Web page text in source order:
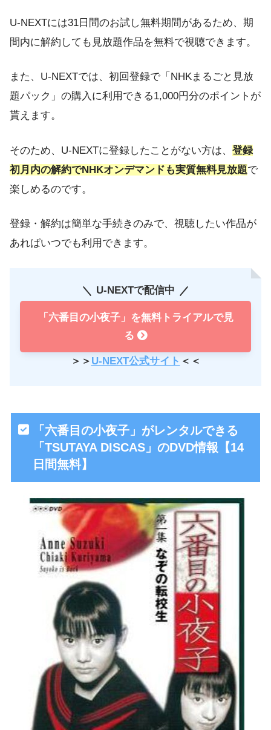
U-NEXTには31日間のお試し無料期間があるため、期
間内に解約しても見放題作品を無料で視聴できます。
また、U-NEXTでは、初回登録で「NHKまるごと見放
題パック」の購入に利用できる1,000円分のポイントが
貰えます。
そのため、U-NEXTに登録したことがない方は、 登録
初月内の解約でNHKオンデマンドも実質無料見放題で
楽しめるのです。
登録・解約は簡単な手続きのみで、視聴したい作品が
あればいつでも利用できます。
U-NEXTで配信中
「六番目の小夜子」を無料トライアルで見
る
＞＞ U-NEXT公式サイト ＜＜
「六番目の小夜子」がレンタルできる
「TSUTAYA DISCAS」のDVD情報【14
日間無料】